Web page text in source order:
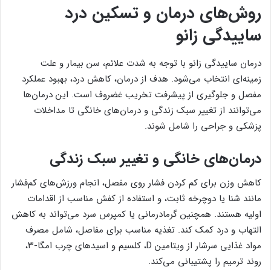
روش‌های درمان و تسکین درد
ساییدگی زانو
درمان ساییدگی زانو با توجه به شدت علائم، سن بیمار و علت
زمینه‌ای انتخاب می‌شود. هدف از درمان، کاهش درد، بهبود عملکرد
مفصل و جلوگیری از پیشرفت تخریب غضروف است. این درمان‌ها
می‌توانند از تغییر سبک زندگی و درمان‌های خانگی تا مداخلات
پزشکی و جراحی را شامل شوند.
درمان‌های خانگی و تغییر سبک زندگی
کاهش وزن برای کم کردن فشار روی مفصل، انجام ورزش‌های کم‌فشار
مانند شنا یا دوچرخه ثابت، و استفاده از کفش مناسب از اقدامات
اولیه هستند. همچنین گرمادرمانی یا کمپرس سرد می‌تواند به کاهش
التهاب و درد کمک کند. تغذیه مناسب برای مفاصل، شامل مصرف
مواد غذایی سرشار از ویتامین D، کلسیم و اسیدهای چرب امگا-۳،
روند ترمیم را پشتیبانی می‌کند.